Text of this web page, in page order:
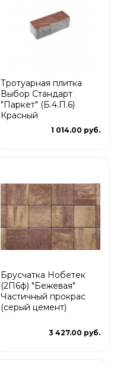
Тротуарная плитка
Выбор Стандарт
"Паркет" (Б.4.П.6)
Красный
1 014.00 руб.
Брусчатка Нобетек
(2П6ф) "Бежевая"
Частичный прокрас
(серый цемент)
3 427.00 руб.